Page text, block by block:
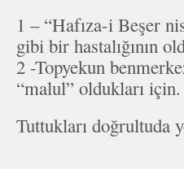
1 – “Hafıza-i Beşer
gibi bir hastalığının
2 -Topyekun
“malul” oldukları için.
Tuttukları doğrultuda